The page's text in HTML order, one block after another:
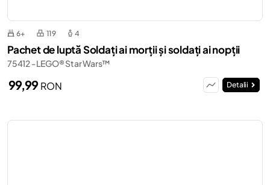
6+ 119 4
Pachet de luptă Soldați ai morții și soldați ai nopții
75412 - LEGO® Star Wars™
99,99RON Detalii